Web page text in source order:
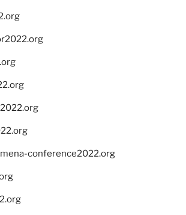
conference2022.org